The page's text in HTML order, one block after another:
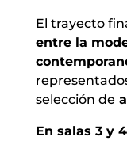
El trayecto
entre la
selección de
En salas 3 y 4